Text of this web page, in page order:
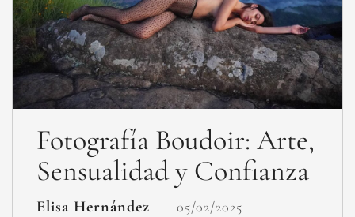
Fotografía Boudoir: Arte,
Sensualidad y Confianza
Elisa Hernández 05/02/2025